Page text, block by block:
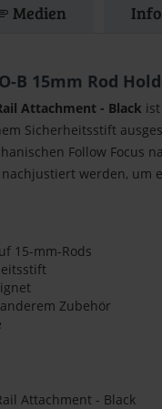
Medien
B 15mm Rod
Attachment - Black
Sicherheitsstift
Follow
werden,
15-mm-Rods
Zubehör
Attachment - Black